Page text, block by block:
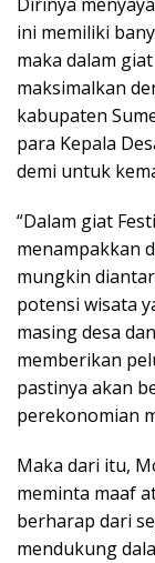
ini memiliki
maka dalam
maksimalkan
kabupaten
para Kepala
demi untuk
“Dalam giat
menampakkan
mungkin
potensi wisata
masing desa
memberikan
pastinya akan
perekonomian
Maka dari itu,
meminta maaf
berharap dari
mendukung